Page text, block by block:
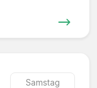
Samstag